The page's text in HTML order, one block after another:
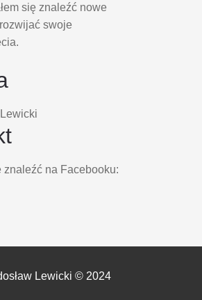
się znaleźć nowe
swoje
znaleźć na Facebooku:
Lewicki © 2024